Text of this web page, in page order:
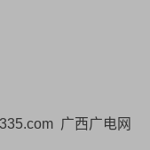
广西广电网